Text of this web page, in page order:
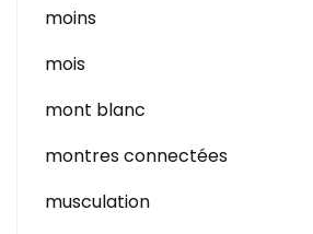
moins
mois
mont blanc
montres connectées
musculation